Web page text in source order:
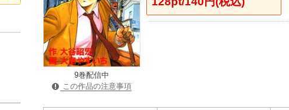
9巻配信中
この作品の注意事項